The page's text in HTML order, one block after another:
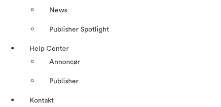
News
Publisher Spotlight
Help Center
Annoncør
Publisher
Kontakt